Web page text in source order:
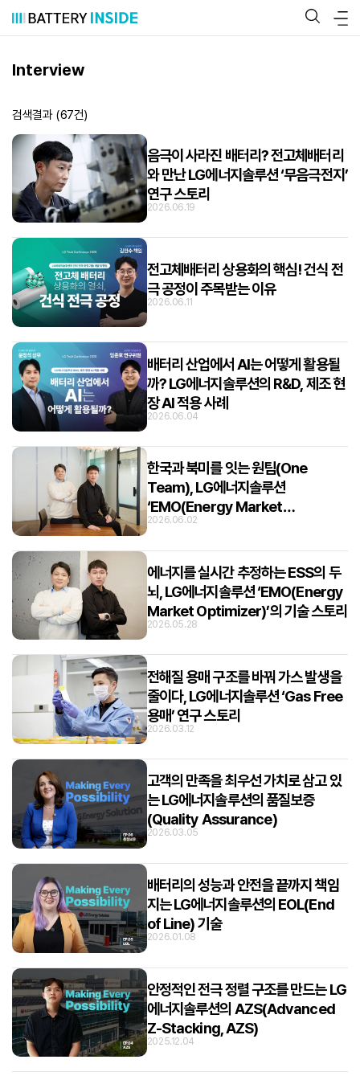
츠
Interview
검색결과 (67건)
음극이 사라진 배터리? 전고체배터리
와 만난 LG에너지솔루션 ‘무음극전지’
연구 스토리
2026.06.19
전고체배터리 상용화의 핵심! 건식 전
극 공정이 주목받는 이유
2026.06.11
배터리 산업에서 AI는 어떻게 활용될
까? LG에너지솔루션의 R&D, 제조 현
장 AI 적용 사례
2026.06.04
한국과 북미를 잇는 원팀(One
Team), LG에너지솔루션
‘EMO(Energy Market
Optimizer)’의 개발 스토리
2026.06.02
에너지를 실시간 추정하는 ESS의 두
뇌, LG에너지솔루션 ‘EMO(Energy
Market Optimizer)’의 기술 스토리
2026.05.28
전해질 용매 구조를 바꿔 가스 발생을
줄이다, LG에너지솔루션 ‘Gas Free
용매’ 연구 스토리
2026.03.12
고객의 만족을 최우선 가치로 삼고 있
는 LG에너지솔루션의 품질보증
(Quality Assurance)
2026.03.05
배터리의 성능과 안전을 끝까지 책임
지는 LG에너지솔루션의 EOL(End
of Line) 기술
2026.01.08
안정적인 전극 정렬 구조를 만드는 LG
에너지솔루션의 AZS(Advanced
Z-Stacking, AZS)
2025.12.04